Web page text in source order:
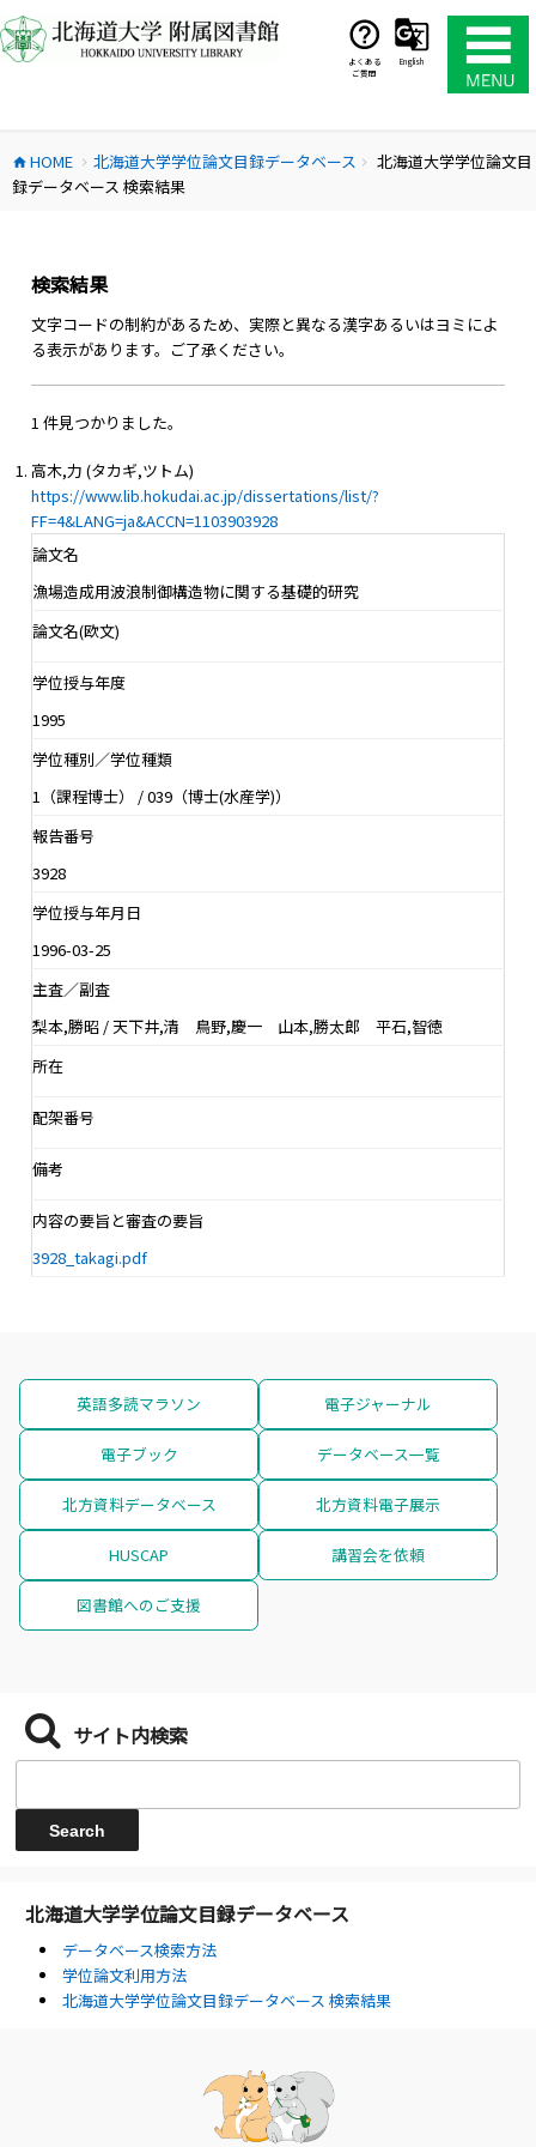
ン
テ
ス
キ
よくある
ご質問
English
home HOME chevron_right 北海道大学学位論文目録データベース chevron_right
北海道大学学位論文目
録データベース 検索結果
検索結果
文字コードの制約があるため、実際と異なる漢字あるいはヨミによ
る表示があります。ご了承ください。
1 件見つかりました。
高木,力 (タカギ,ツトム)
https://www.lib.hokudai.ac.jp/dissertations/list/?
FF=4&LANG=ja&ACCN=1103903928
論文名
漁場造成用波浪制御構造物に関する基礎的研究
論文名(欧文)
学位授与年度
1995
学位種別／学位種類
1（課程博士） / 039（博士(水産学)）
報告番号
3928
学位授与年月日
1996-03-25
主査／副査
梨本,勝昭 / 天下井,清 鳥野,慶一 山本,勝太郎 平石,智徳
所在
配架番号
備考
内容の要旨と審査の要旨
3928_takagi.pdf
英語多読マラソン 電子ジャーナル
電子ブック データベース一覧
北方資料データベース 北方資料電子展示
HUSCAP 講習会を依頼
図書館へのご支援
サイト内検索
北海道大学学位論文目録データベース
データベース検索方法
学位論文利用方法
北海道大学学位論文目録データベース 検索結果